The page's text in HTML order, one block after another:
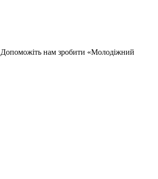
Допоможіть нам зробити «Молодіжний